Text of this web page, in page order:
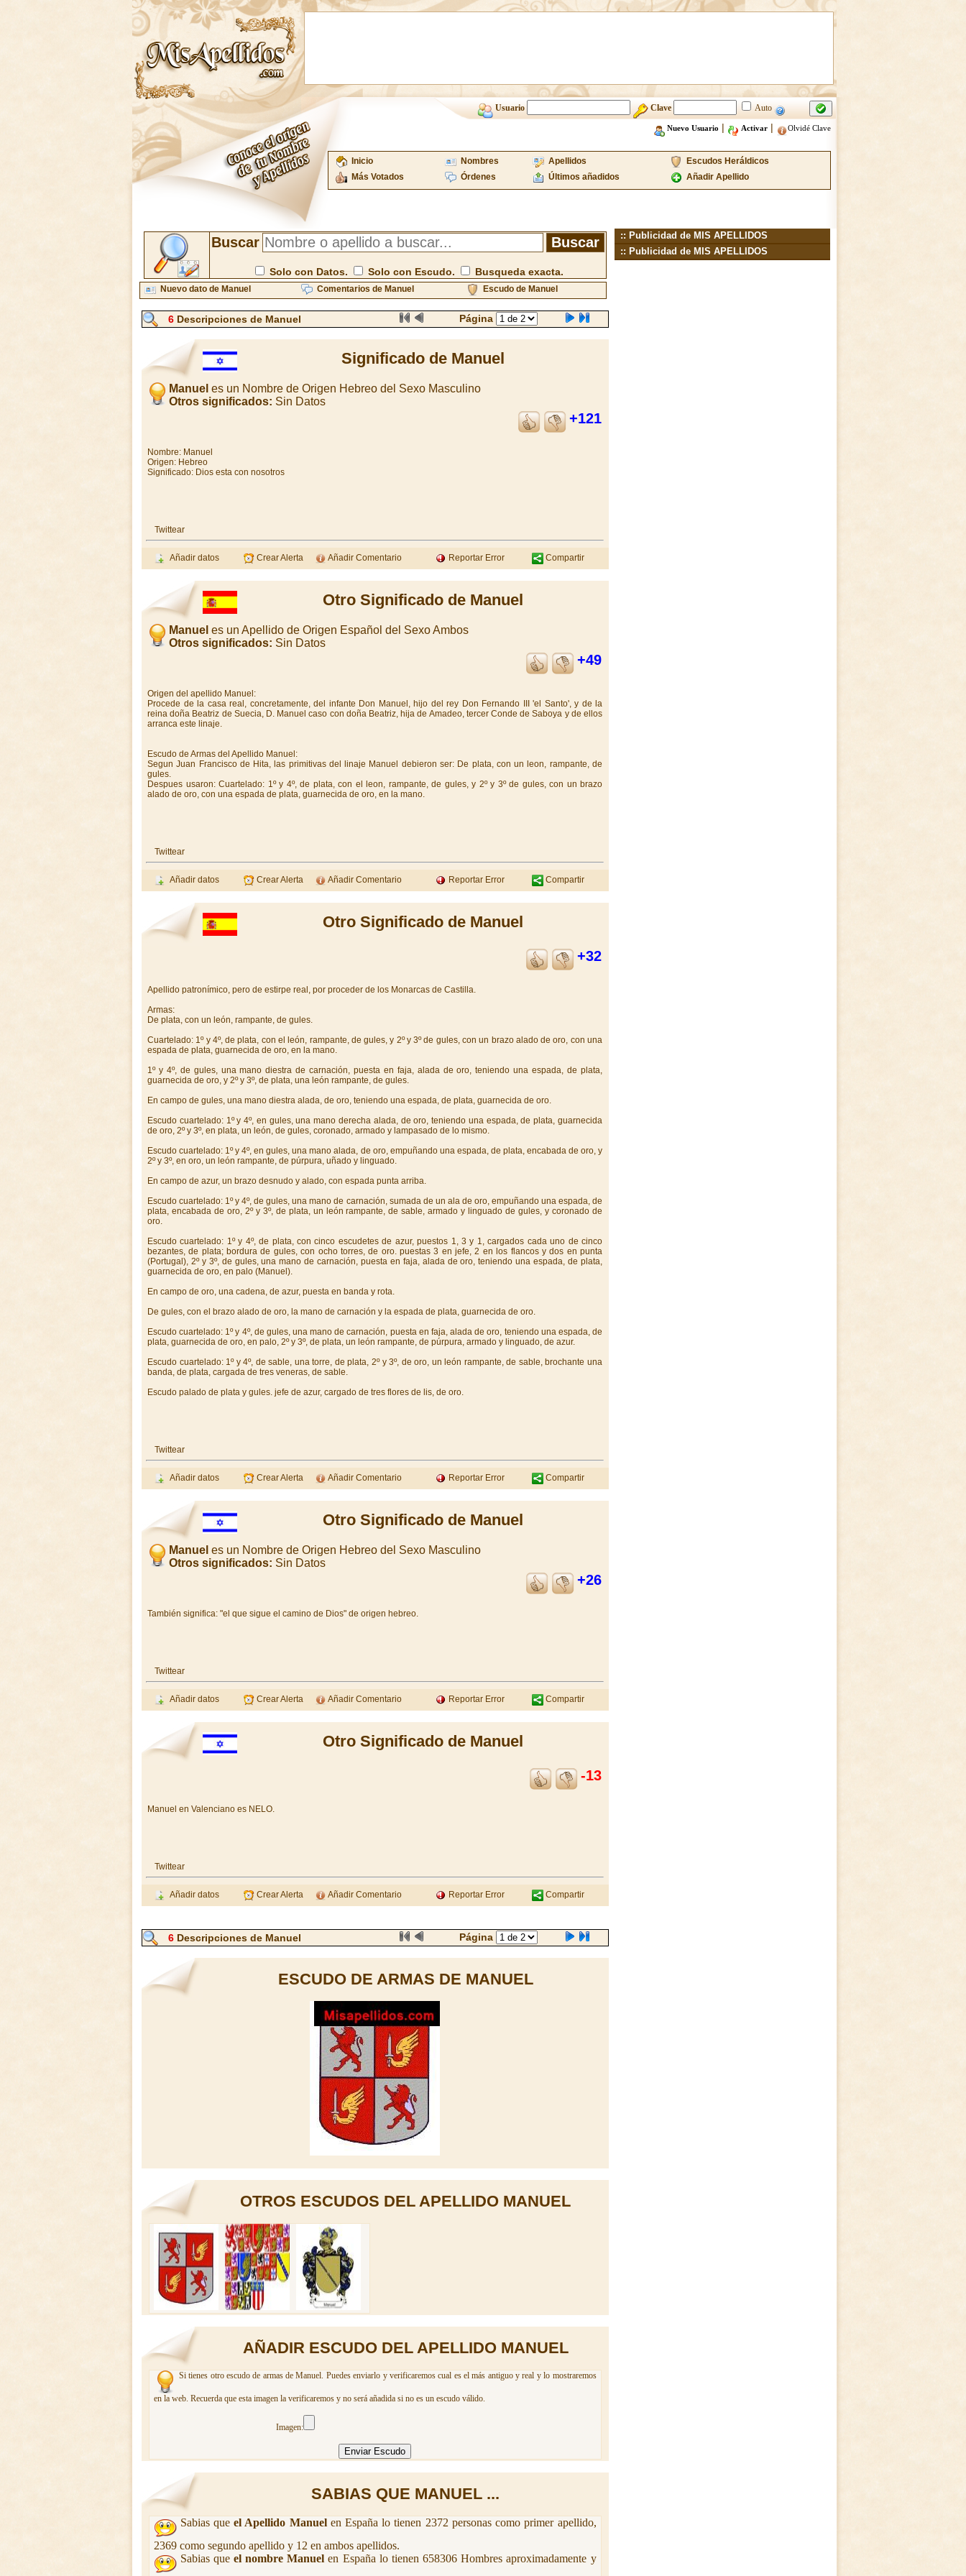
Usuario Clave Auto
Nuevo Usuario | Activar| Olvidé Clave
Inicio Nombres Apellidos
Escudos Heráldicos
Más Votados
Órdenes Últimos añadidos Añadir Apellido
Buscar
Solo con Datos. Solo con Escudo. Busqueda exacta.
Nuevo dato de Manuel Comentarios de Manuel Escudo de Manuel
6Descripciones de Manuel Página
Significado de Manuel
Manuel es un Nombre de Origen Hebreo del Sexo Masculino
Otros significados: Sin Datos
+121
Nombre: Manuel
Origen: Hebreo
Significado: Dios esta con nosotros
Twittear
Añadir datos Crear Alerta Añadir Comentario Reportar Error Compartir
Otro Significado de Manuel
Manuel es un Apellido de Origen Español del Sexo Ambos
Otros significados: Sin Datos
+49
Origen del apellido Manuel:
Procede de la casa real, concretamente, del infante Don Manuel, hijo del rey Don Fernando III 'el Santo', y de la
reina doña Beatriz de Suecia, D. Manuel caso con doña Beatriz, hija de Amadeo, tercer Conde de Saboya y de ellos
arranca este linaje.
Escudo de Armas del Apellido Manuel:
Segun Juan Francisco de Hita, las primitivas del linaje Manuel debieron ser: De plata, con un leon, rampante, de
gules.
Despues usaron: Cuartelado: 1º y 4º, de plata, con el leon, rampante, de gules, y 2º y 3º de gules, con un brazo
alado de oro, con una espada de plata, guarnecida de oro, en la mano.
Twittear
Añadir datos Crear Alerta Añadir Comentario Reportar Error Compartir
Otro Significado de Manuel
+32
Apellido patronímico, pero de estirpe real, por proceder de los Monarcas de Castilla.
Armas:
De plata, con un león, rampante, de gules.
Cuartelado: 1º y 4º, de plata, con el león, rampante, de gules, y 2º y 3º de gules, con un brazo alado de oro, con una
espada de plata, guarnecida de oro, en la mano.
1º y 4º, de gules, una mano diestra de carnación, puesta en faja, alada de oro, teniendo una espada, de plata,
guarnecida de oro, y 2º y 3º, de plata, una león rampante, de gules.
En campo de gules, una mano diestra alada, de oro, teniendo una espada, de plata, guarnecida de oro.
Escudo cuartelado: 1º y 4º, en gules, una mano derecha alada, de oro, teniendo una espada, de plata, guarnecida
de oro, 2º y 3º, en plata, un león, de gules, coronado, armado y lampasado de lo mismo.
Escudo cuartelado: 1º y 4º, en gules, una mano alada, de oro, empuñando una espada, de plata, encabada de oro, y
2º y 3º, en oro, un león rampante, de púrpura, uñado y linguado.
En campo de azur, un brazo desnudo y alado, con espada punta arriba.
Escudo cuartelado: 1º y 4º, de gules, una mano de carnación, sumada de un ala de oro, empuñando una espada, de
plata, encabada de oro, 2º y 3º, de plata, un león rampante, de sable, armado y linguado de gules, y coronado de
oro.
Escudo cuartelado: 1º y 4º, de plata, con cinco escudetes de azur, puestos 1, 3 y 1, cargados cada uno de cinco
bezantes, de plata; bordura de gules, con ocho torres, de oro. puestas 3 en jefe, 2 en los flancos y dos en punta
(Portugal), 2º y 3º, de gules, una mano de carnación, puesta en faja, alada de oro, teniendo una espada, de plata,
guarnecida de oro, en palo (Manuel).
En campo de oro, una cadena, de azur, puesta en banda y rota.
De gules, con el brazo alado de oro, la mano de carnación y la espada de plata, guarnecida de oro.
Escudo cuartelado: 1º y 4º, de gules, una mano de carnación, puesta en faja, alada de oro, teniendo una espada, de
plata, guarnecida de oro, en palo, 2º y 3º, de plata, un león rampante, de púrpura, armado y linguado, de azur.
Escudo cuartelado: 1º y 4º, de sable, una torre, de plata, 2º y 3º, de oro, un león rampante, de sable, brochante una
banda, de plata, cargada de tres veneras, de sable.
Escudo palado de plata y gules. jefe de azur, cargado de tres flores de lis, de oro.
Twittear
Añadir datos Crear Alerta Añadir Comentario Reportar Error Compartir
Otro Significado de Manuel
Manuel es un Nombre de Origen Hebreo del Sexo Masculino
Otros significados: Sin Datos
+26
También significa: "el que sigue el camino de Dios" de origen hebreo.
Twittear
Añadir datos Crear Alerta Añadir Comentario Reportar Error Compartir
Otro Significado de Manuel
-13
Manuel en Valenciano es NELO.
Twittear
Añadir datos Crear Alerta Añadir Comentario Reportar Error Compartir
6Descripciones de Manuel Página
ESCUDO DE ARMAS DE MANUEL
OTROS ESCUDOS DEL APELLIDO MANUEL
AÑADIR ESCUDO DEL APELLIDO MANUEL
Si tienes otro escudo de armas de Manuel. Puedes enviarlo y verificaremos cual es el más antiguo y real y lo mostraremos
en la web. Recuerda que esta imagen la verificaremos y no será añadida si no es un escudo válido.
Imagen:
SABIAS QUE MANUEL ...
Sabias queel Apellido Manuelen España lo tienen 2372 personas como primer apellido,
2369 como segundo apellido y 12 en ambos apellidos.
Sabias que el nombre Manuel en España lo tienen 658306 Hombres aproximadamente y
:: Publicidad de MIS APELLIDOS
:: Publicidad de MIS APELLIDOS